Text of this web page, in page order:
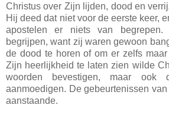
Christus over Zijn lijden, dood en
Hij deed dat niet voor de eerste keer,
apostelen er niets van
begrijpen, want zij waren gewoon
de dood te horen of om er zelfs
Zijn heerlijkheid te laten zien wilde
woorden bevestigen, maar ook
aanmoedigen. De gebeurtenissen
aanstaande.